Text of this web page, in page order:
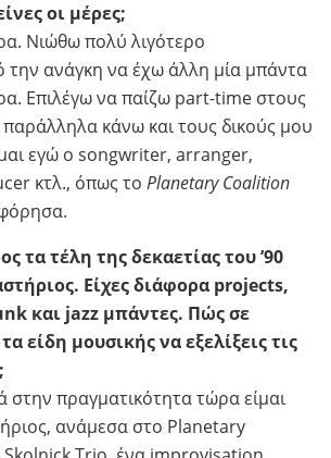
οι μέρες;
Νιώθω πολύ λιγότερο
την ανάγκη να έχω άλλη μία μπάντα
Επιλέγω να παίζω part-time στους
κάνω και τους δικούς μου
εγώ ο songwriter, arranger,
κτλ., όπως το Planetary Coalition
τα τέλη της δεκαετίας του ’90
Είχες διάφορα projects,
και jazz μπάντες. Πώς σε
είδη μουσικής να εξελίξεις τις
στην πραγματικότητα τώρα είμαι
ανάμεσα στο Planetary